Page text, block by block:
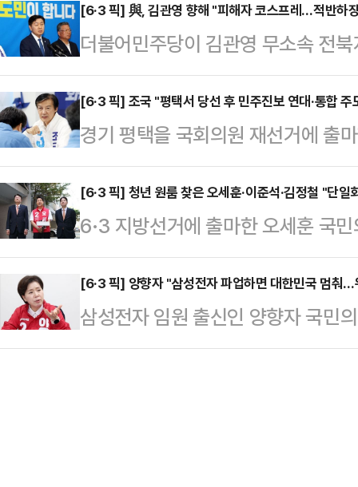
다.김용남 후보는 16일 오후 경기
열고 "김대중 대통령과 노무현 대
이어받아 평택을에서 끝까지 깨끗
"2025년 5월17일 광주광역시에
언을 하며 입당했다"며 "1년 만에
받았다"고 말했다.이어 "…
[6·3 픽] 與, 김관영 향해 "피해자 코스프레…적반하
더불어민주당이 김관영 무소속 전
탄압하는 것처럼 본질을 왜곡하고
인은 16일 "김관영 후보 측이 민주
행감찰', '표적 탄압', '개·돼지 취급'
붓고 있다"며 "적반하장도 이런 적
"당헌·당규에 따른 해당 행위 점검
공개적으로 지원하거나 조직적으
아무런 …
[6·3 픽] 조국 "평택서 당선 후 민주진보 연대·통합
경기 평택을 국회의원 재선거에 출
있는 해결사가 되겠다"며 "선거에
을 적극 주도하겠다"고 밝혔다.조
거사무소에서 열린 개소식을 열고
동할 것"이라며 이같이 말했다.특
진영 재편의 계기가 될 수 있다고
구 의원 한 명이 바뀌는 것과는 다
커지고 통합…
[6·3 픽] 청년 원룸 찾은 오세훈·이준석·김정철 "단일
6·3 지방선거에 출마한 오세훈 국
서울시장 후보, 이준석 개혁신당 대
주거 문제 관련 현장 간담회를 진행
의된 바 없다"면서도 정책 연대 가
와 김정철 후보, 이준석 대표는 16
[6·3 픽] 양향자 "삼성전자 파업하면 대한민국 멈춰
삼성전자 임원 출신인 양향자 국민
파업에 대해 "국가 기간 산업을 멈